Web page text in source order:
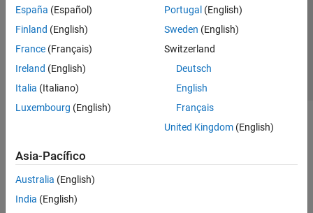
España (Español)
Finland (English)
France (Français)
Ireland (English)
Italia (Italiano)
Luxembourg (English)
Portugal (English)
Sweden (English)
Switzerland
Deutsch
English
Français
United Kingdom(English)
Asia-Pacífico
Australia (English)
India (English)
© 1994-2026 The MathWorks, Inc.
Seleccione un país/